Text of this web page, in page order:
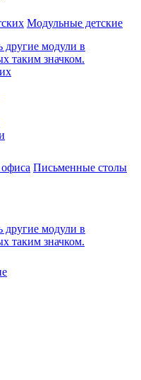
Модульные детские
модули в
таким значком.
Письменные столы
модули в
таким значком.